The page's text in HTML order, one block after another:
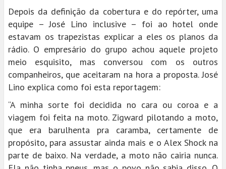
Depois da definição da cobertura e do repórter, uma
equipe – José Lino inclusive – foi ao hotel onde
estavam os trapezistas explicar a eles os planos da
rádio. O empresário do grupo achou aquele projeto
meio esquisito, mas conversou com os outros
companheiros, que aceitaram na hora a proposta. José
Lino explica como foi esta reportagem:
“A minha sorte foi decidida no cara ou coroa e a
viagem foi feita na moto. Zigward pilotando a moto,
que era barulhenta pra caramba, certamente de
propósito, para assustar ainda mais e o Alex Shock na
parte de baixo. Na verdade, a moto não cairia nunca.